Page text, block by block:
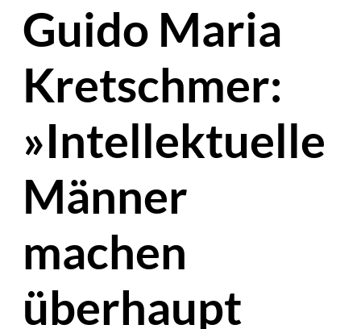
Guido Maria
Kretschmer:
»Intellektuelle
Männer
machen
überhaupt